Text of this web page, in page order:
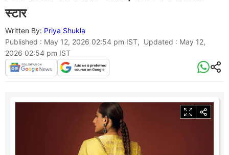
स्टार
Written By: Priya Shukla
Published : May 12, 2026 02:54 pm IST, Updated : May 12,
2026 02:54 pm IST